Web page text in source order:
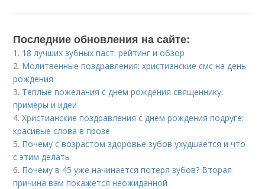
Последние обновления на сайте:
1. 18 лучших зубных паст: рейтинг и обзор
2. Молитвенные поздравления: христианские смс на день
рождения
3. Теплые пожелания с днем рождения священнику:
примеры и идеи
4.Христианские поздравления с днем рождения подруге:
красивые слова в прозе
5. Почему с возрастом здоровье зубов ухудшается и что
с этим делать
6. Почему в 45 уже начинается потеря зубов? Вторая
причина вам покажется неожиданной